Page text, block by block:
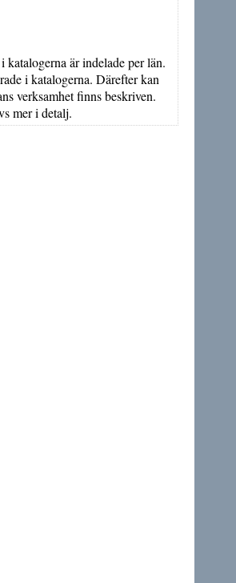
katalogerna är indelade per län.
i katalogerna. Därefter kan
verksamhet finns beskriven.
mer i detalj.